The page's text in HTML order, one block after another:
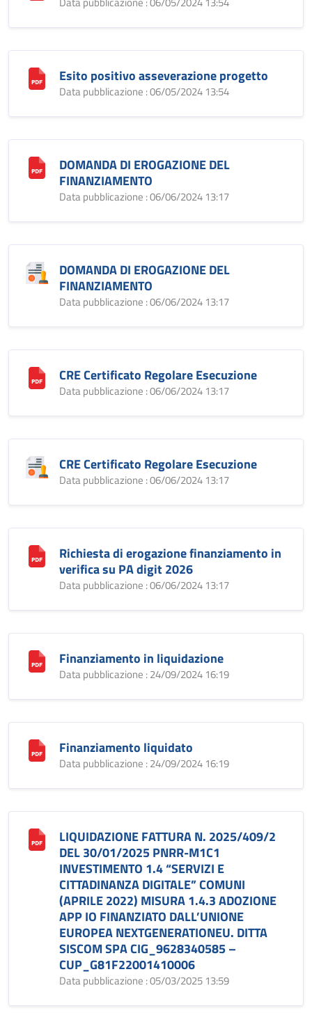
Esito positivo asseverazione progetto
Data pubblicazione : 06/05/2024 13:54
DOMANDA DI EROGAZIONE DEL
FINANZIAMENTO
Data pubblicazione : 06/06/2024 13:17
DOMANDA DI EROGAZIONE DEL
FINANZIAMENTO
Data pubblicazione : 06/06/2024 13:17
CRE Certificato Regolare Esecuzione
Data pubblicazione : 06/06/2024 13:17
CRE Certificato Regolare Esecuzione
Data pubblicazione : 06/06/2024 13:17
Richiesta di erogazione finanziamento in
verifica su PA digit 2026
Data pubblicazione : 06/06/2024 13:17
Finanziamento in liquidazione
Data pubblicazione : 24/09/2024 16:19
Finanziamento liquidato
Data pubblicazione : 24/09/2024 16:19
LIQUIDAZIONE FATTURA N. 2025/409/2
DEL 30/01/2025 PNRR-M1C1
INVESTIMENTO 1.4 “SERVIZI E
CITTADINANZA DIGITALE” COMUNI
(APRILE 2022) MISURA 1.4.3 ADOZIONE
APP IO FINANZIATO DALL’UNIONE
EUROPEA NEXTGENERATIONEU. DITTA
SISCOM SPA CIG_9628340585 –
CUP_G81F22001410006
Data pubblicazione : 05/03/2025 13:59